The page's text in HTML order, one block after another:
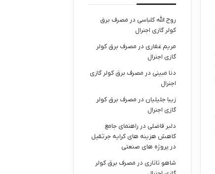
روح الله کلباسی در مصرف برق
کولر گازی اجنرال
مریم غفاری در مصرف برق کولر
گازی اجنرال
دنا مبینی در مصرف برق کولر گازی
اجنرال
زیبا جلیلیان در مصرف برق کولر
گازی اجنرال
دلبر فاضلی در راهنمای جامع
کاهش هزینه های کرایه جرثقیل
در پروژه های صنعتی
شاهو تاتاری در مصرف برق کولر